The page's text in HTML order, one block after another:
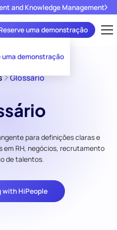
uma demonstração
and Knowledge Management
uma demonstração
Glossário
para definições claras e
em RH, negócios, recrutamento
de talentos.
HiPeople